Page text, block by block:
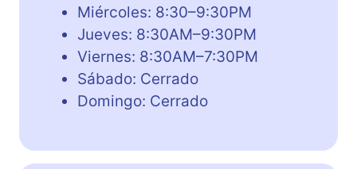
Miércoles: 8:30–9:30PM
Jueves: 8:30AM–9:30PM
Viernes: 8:30AM–7:30PM
Sábado: Cerrado
Domingo: Cerrado